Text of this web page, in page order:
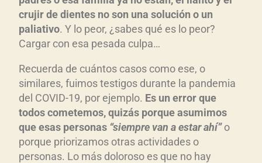
crujir de dientes no son una solución o un
paliativo. Y lo peor, ¿sabes qué es lo peor?
Cargar con esa pesada culpa…
Recuerda de cuántos casos como ese, o
similares, fuimos testigos durante la pandemia
del COVID-19, por ejemplo. Es un error que
todos cometemos, quizás porque asumimos
que esas personas “siempre van a estar ahí”o
porque priorizamos otras actividades o
personas. Lo más doloroso es que no hay